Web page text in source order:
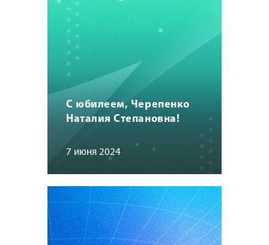
С юбилеем, Черепенко
Наталия Степановна!
7 июня 2024